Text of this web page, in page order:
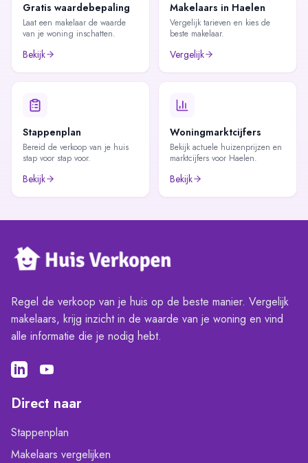
Gratis waardebepaling
Laat een makelaar de waarde
van je woning inschatten.
Bekijk
Makelaars in Haelen
Vergelijk tarieven en kies de
beste makelaar.
Vergelijk
Stappenplan
Bereid de verkoop van je huis
stap voor stap voor.
Bekijk
Woningmarktcijfers
Bekijk actuele huizenprijzen en
marktcijfers voor Haelen.
Bekijk
Regel de verkoop van je huis op de beste manier. Vergelijk
makelaars, krijg inzicht in de waarde van je woning en vind
alle informatie die je nodig hebt.
Direct naar
Stappenplan
Makelaars vergelijken